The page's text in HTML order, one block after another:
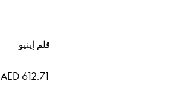
قلم إينيو
AED 612.71